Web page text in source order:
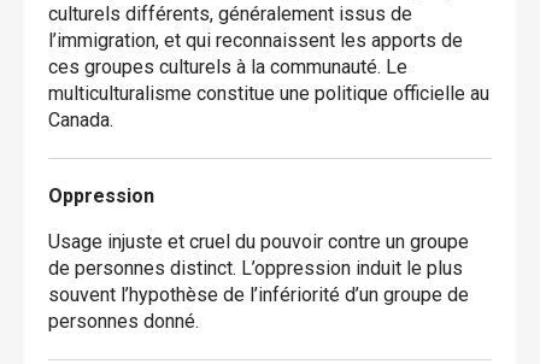
culturels différents, généralement issus de
l’immigration, et qui reconnaissent les apports de
ces groupes culturels à la communauté. Le
multiculturalisme constitue une politique officielle au
Canada.
Oppression
Usage injuste et cruel du pouvoir contre un groupe
de personnes distinct. L’oppression induit le plus
souvent l’hypothèse de l’infériorité d’un groupe de
personnes donné.